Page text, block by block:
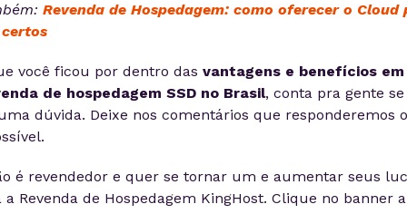
Revenda de Hospedagem: como oferecer o Cloud
você ficou por dentro das vantagens e benefícios
de hospedagem SSD no Brasil, conta pra gente
dúvida. Deixe nos comentários que responderemos
é revendedor e quer se tornar um e aumentar seus
a Revenda de Hospedagem KingHost. Clique no banner